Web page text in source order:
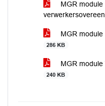
MGR
MGR
286 KB
MGR
240 KB